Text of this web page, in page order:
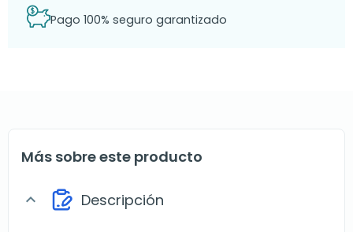
Pago 100% seguro garantizado
Más sobre este producto
expand_more Descripción